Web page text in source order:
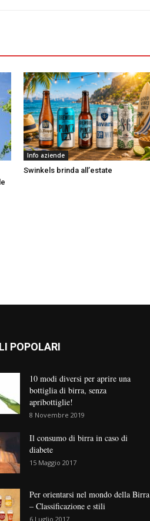
Info aziende
Swinkels brinda all’estate
POPOLARI
10 modi diversi per aprire una
bottiglia di birra, senza
apribottiglie!
8 Novembre 2019
Il consumo di birra in caso di
diabete
15 Maggio 2017
Per orientarsi nel mondo della Birra
– Classificazione e stili
6 Luglio 2017